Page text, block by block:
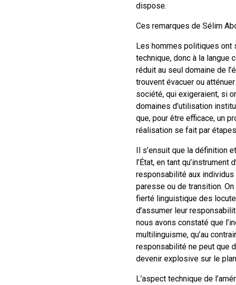
dispose.
Ces remarques de Sélim
Les hommes politiques ont
technique, donc à la langue
réduit au seul domaine de
trouvent évacuer ou
société, qui exigeraient, si
domaines d’utilisation
que, pour être efficace, un
réalisation se fait par
Il s’ensuit que la définition
l’État, en tant
responsabilité aux individus
paresse ou de transition.
fierté linguistique des
d’assumer leur
nous avons constaté que
multilinguisme, qu’au
responsabilité ne peut que
devenir explosive sur le
L’aspect technique de